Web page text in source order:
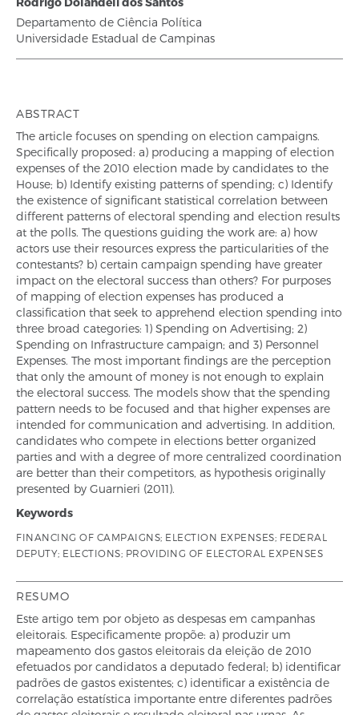
Departamento de Ciência Política
Universidade Estadual de Campinas
ABSTRACT
The article focuses on spending on election campaigns.
Specifically proposed: a) producing a mapping of election
expenses of the 2010 election made by candidates to the
House; b) Identify existing patterns of spending; c) Identify
the existence of significant statistical correlation between
different patterns of electoral spending and election results
at the polls. The questions guiding the work are: a) how
actors use their resources express the particularities of the
contestants? b) certain campaign spending have greater
impact on the electoral success than others? For purposes
of mapping of election expenses has produced a
classification that seek to apprehend election spending into
three broad categories: 1) Spending on Advertising; 2)
Spending on Infrastructure campaign; and 3) Personnel
Expenses. The most important findings are the perception
that only the amount of money is not enough to explain
the electoral success. The models show that the spending
pattern needs to be focused and that higher expenses are
intended for communication and advertising. In addition,
candidates who compete in elections better organized
parties and with a degree of more centralized coordination
are better than their competitors, as hypothesis originally
presented by Guarnieri (2011).
Keywords
FINANCING OF CAMPAIGNS; ELECTION EXPENSES; FEDERAL
DEPUTY; ELECTIONS; PROVIDING OF ELECTORAL EXPENSES
RESUMO
Este artigo tem por objeto as despesas em campanhas
eleitorais. Especificamente propõe: a) produzir um
mapeamento dos gastos eleitorais da eleição de 2010
efetuados por candidatos a deputado federal; b) identificar
padrões de gastos existentes; c) identificar a existência de
correlação estatística importante entre diferentes padrões